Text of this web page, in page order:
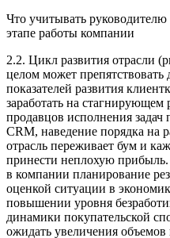
Что учитывать
этапе работы компании
2.2. Цикл развития отрасли
целом может
показателей развития
заработать на
продавцов исполнения задач
CRM, наведение порядка на
отрасль переживает бум и
принести неплохую
в компании планирование
оценкой ситуации в
повышении уровня
динамики покупательской
ожидать увеличения